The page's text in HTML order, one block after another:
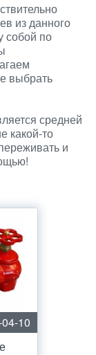
из данного
собой по
выбрать
средней
какой-то
и
10